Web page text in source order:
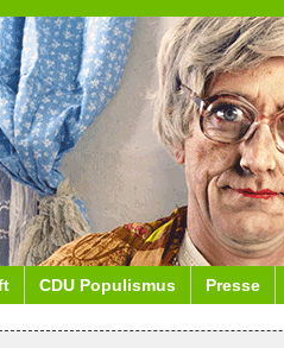
CDU Populismus Presse